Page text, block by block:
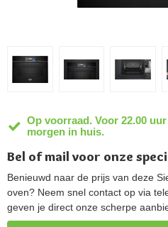
Op voorraad. Voor 22.00
morgen in huis.
Bel of mail voor onze
Benieuwd naar de prijs van deze
oven? Neem snel contact op via
geven je direct onze scherpe